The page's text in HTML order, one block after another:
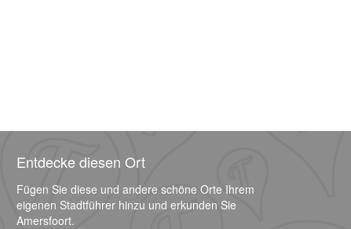
Entdecke diesen Ort
Fügen Sie diese und andere schöne Orte Ihrem
eigenen Stadtführer hinzu und erkunden Sie
Amersfoort.